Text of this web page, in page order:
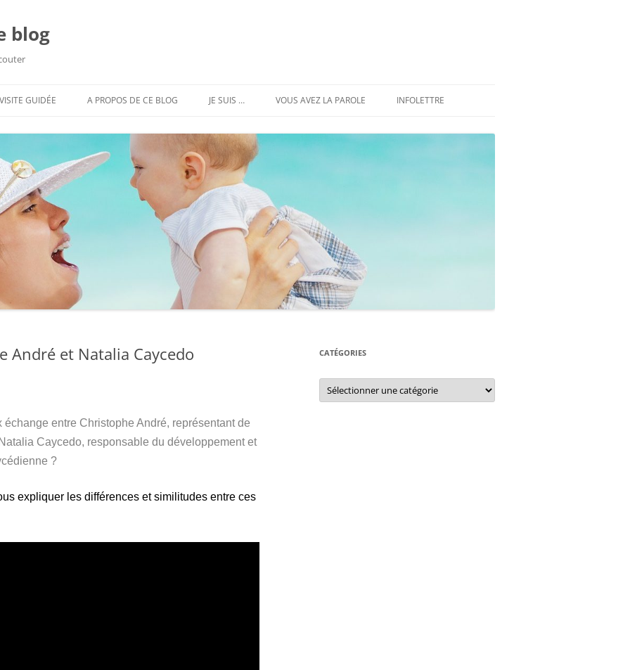
blog
VISITE GUIDÉE A PROPOS DE CE BLOG JE SUIS … VOUS AVEZ LA PAROLE INFOLETTRE
André et Natalia Caycedo
entre Christophe André, représentant de
Caycedo, responsable du développement et
?
expliquer les différences et similitudes entre ces
CATÉGORIES
Catégories